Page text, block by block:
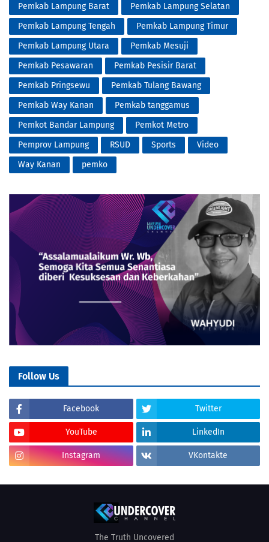
Pemkab Lampung Barat
Pemkab Lampung Selatan
Pemkab Lampung Tengah
Pemkab Lampung Timur
Pemkab Lampung Utara
Pemkab Mesuji
Pemkab Pesawaran
Pemkab Pesisir Barat
Pemkab Pringsewu
Pemkab Tulang Bawang
Pemkab Way Kanan
Pemkab tanggamus
Pemkot Bandar Lampung
Pemkot Metro
Pemprov Lampung
RSUD Sports
Video
Way Kanan
pemko
Follow Us
Facebook Twitter
YouTube LinkedIn
Instagram VKontakte
The Truth Uncovered